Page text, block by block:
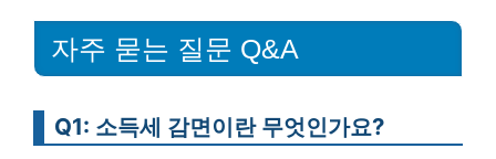
자주 묻는 질문 Q&A
Q1: 소득세 감면이란 무엇인가요?